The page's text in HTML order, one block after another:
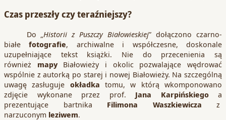
Czas przeszły czy teraźniejszy?
Do „ Historii z Puszczy Białowieskiej” dołączono czarno-
białefotografie, archiwalne i współczesne, doskonale
uzupełniające tekst książki. Nie do przecenienia są
również mapy Białowieży i okolic pozwalające wędrować
wspólnie z autorką po starej i nowej Białowieży. Na szczególną
uwagę zasługuje okładkatomu, w którą wkomponowano
zdjęcie wykonane przez prof. Jana Karpińskiegoa
prezentujące bartnika Filimona Waszkiewicza z
narzuconym leziwem.